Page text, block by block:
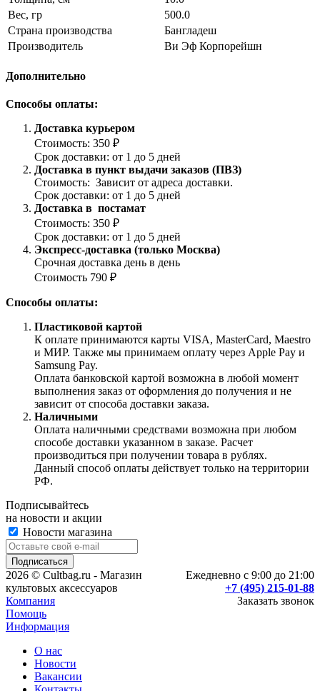
Вес, гр
500.0
Страна производства
Бангладеш
Производитель
Ви Эф Корпорейшн
Дополнительно
Способы оплаты:
Доставка курьером
Стоимость: 350 ₽
Срок доставки: от 1 до 5 дней
Доставка в пункт выдачи заказов (ПВЗ)
Стоимость: Зависит от адреса доставки.
Срок доставки: от 1 до 5 дней
Доставка в постамат
Стоимость: 350 ₽
Срок доставки: от 1 до 5 дней
Экспресс-доставка (только Москва)
Срочная доставка день в день
Стоимость 790 ₽
Способы оплаты:
Пластиковой картой
К оплате принимаются карты VISA, MasterCard, Maestro
и МИР. Также мы принимаем оплату через Apple Pay и
Samsung Pay.
Оплата банковской картой возможна в любой момент
выполнения заказ от оформления до получения и не
зависит от способа доставки заказа.
Наличными
Оплата наличными средствами возможна при любом
способе доставки указанном в заказе. Расчет
производиться при получении товара в рублях.
Данный способ оплаты действует только на территории
РФ.
Подписывайтесь
на новости и акции
Новости магазина
Ежедневно с 9:00 до 21:00
+7 (495) 215-01-88
Заказать звонок
2026 © Cultbag.ru - Магазин
культовых аксессуаров
Компания
Помощь
Информация
О нас
Новости
Вакансии